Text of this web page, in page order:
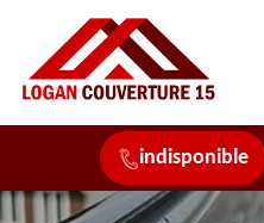
indisponible